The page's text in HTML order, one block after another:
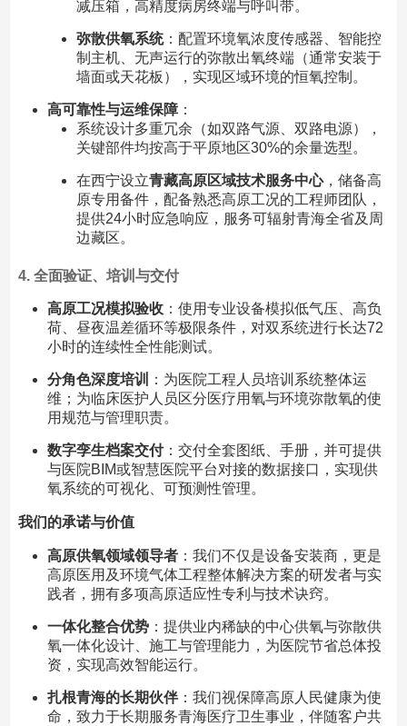
减压箱，高精度病房终端与呼叫带。
弥散供氧系统：配置环境氧浓度传感器、智能控
制主机、无声运行的弥散出氧终端（通常安装于
墙面或天花板），实现区域环境的恒氧控制。
高可靠性与运维保障：
系统设计多重冗余（如双路气源、双路电源），
关键部件均按高于平原地区30%的余量选型。
在西宁设立青藏高原区域技术服务中心，储备高
原专用备件，配备熟悉高原工况的工程师团队，
提供24小时应急响应，服务可辐射青海全省及周
边藏区。
4. 全面验证、培训与交付
高原工况模拟验收：使用专业设备模拟低气压、高负
荷、昼夜温差循环等极限条件，对双系统进行长达72
小时的连续性全性能测试。
分角色深度培训
：为医院工程人员培训系统整体运
维；为临床医护人员区分医疗用氧与环境弥散氧的使
用规范与管理职责。
数字孪生档案交付：交付全套图纸、手册，并可提供
与医院BIM或智慧医院平台对接的数据接口，实现供
氧系统的可视化、可预测性管理。
我们的承诺与价值
高原供氧领域领导者：我们不仅是设备安装商，更是
高原医用及环境气体工程整体解决方案的研发者与实
践者，拥有多项高原适应性专利与技术诀窍。
一体化整合优势：提供业内稀缺的中心供氧与弥散供
氧一体化设计、施工与管理能力，为医院节省总体投
资，实现高效智能运行。
扎根青海的长期伙伴：我们视保障高原人民健康为使
命，致力于长期服务青海医疗卫生事业，伴随客户共